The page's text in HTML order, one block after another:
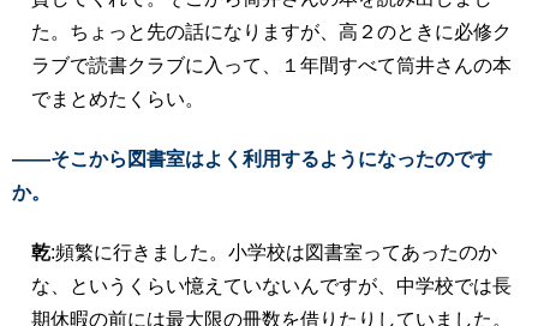
た。ちょっと先の話になりますが、高２のときに必修ク
ラブで読書クラブに入って、１年間すべて筒井さんの本
でまとめたくらい。
――そこから図書室はよく利用するようになったのです
か。
乾:頻繁に行きました。小学校は図書室ってあったのか
な、というくらい憶えていないんですが、中学校では長
期休暇の前には最大限の冊数を借りたりしていました。